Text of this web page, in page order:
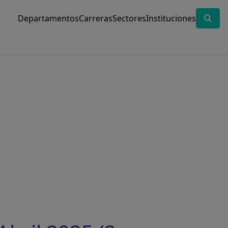
DepartamentosCarrerasSectoresInstituciones